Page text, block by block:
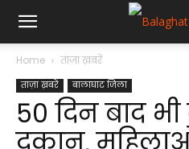
Home ताज़ा ख़बरें
ताज़ा ख़बरें बालाघाट जिला
50 दिन बाद